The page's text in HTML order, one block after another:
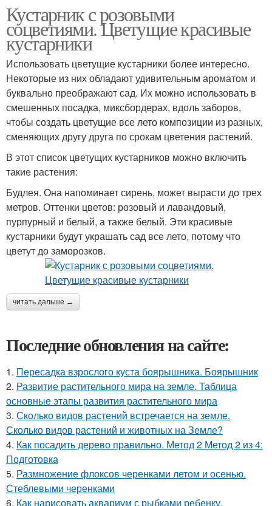
Кустарник с розовыми
соцветиями. Цветущие красивые
кустарники
Использовать цветущие кустарники более интересно.
Некоторые из них обладают удивительным ароматом и
буквально преображают сад. Их можно использовать в
смешенных посадка, миксбордерах, вдоль заборов,
чтобы создать цветущие все лето композиции из разных,
сменяющих другу друга по срокам цветения растений.
В этот список цветущих кустарников можно включить
такие растения:
Будлея. Она напоминает сирень, может вырасти до трех
метров. Оттенки цветов: розовый и лавандовый,
пурпурный и белый, а также белый. Эти красивые
кустарники будут украшать сад все лето, потому что
цветут до заморозков.
читать дальше →
Последние обновления на сайте:
1. Пересадка взрослого куста боярышника. Боярышник
2. Развитие растительного мира на земле. Таблица
основные этапы развития растительного мира
3. Сколько видов растений встречается на земле.
Сколько видов растений и животных на Земле?
4. Как посадить дерево правильно. Метод 2 Метод 2 из 4:
Подготовка
5. Размножение флоксов черенками летом и осенью.
Стеблевыми черенками
6. Как нарисовать аквариум с рыбками ребенку.